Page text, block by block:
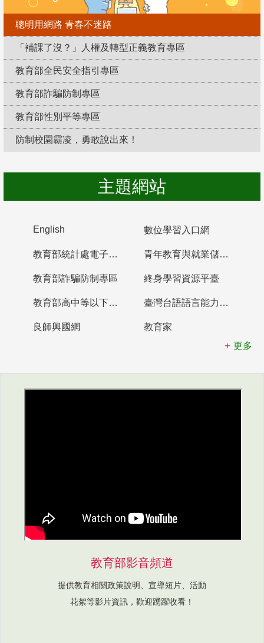
聰明用網路 青春不迷路
「補課了沒？」人權及轉型正義教育專區
教育部全民安全指引專區
教育部詐騙防制專區
教育部性別平等專區
防制校園霸凌，勇敢說出來！
主題網站
English 數位學習入口網
教育部統計處電子書櫃 青年教育與就業儲蓄帳戶
教育部詐騙防制專區 終身學習資源平臺
教育部高中等以下學校及幼兒園教師資格檢定考試 臺灣台語語言能力認證網站
良師興國網
教育家
更多
教育部影音頻道
提供教育相關政策說明、宣導短片、活動
花絮等影片資訊，歡迎踴躍收看！